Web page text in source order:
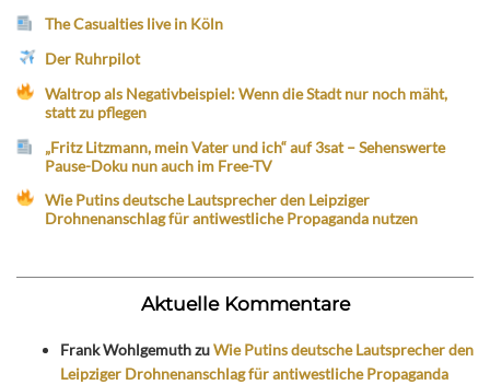
The Casualties live in Köln
Der Ruhrpilot
Waltrop als Negativbeispiel: Wenn die Stadt nur noch mäht,
statt zu pflegen
„Fritz Litzmann, mein Vater und ich“ auf 3sat – Sehenswerte
Pause-Doku nun auch im Free-TV
Wie Putins deutsche Lautsprecher den Leipziger
Drohnenanschlag für antiwestliche Propaganda nutzen
Aktuelle Kommentare
Frank WohlgemuthzuWie Putins deutsche Lautsprecher den
Leipziger Drohnenanschlag für antiwestliche Propaganda